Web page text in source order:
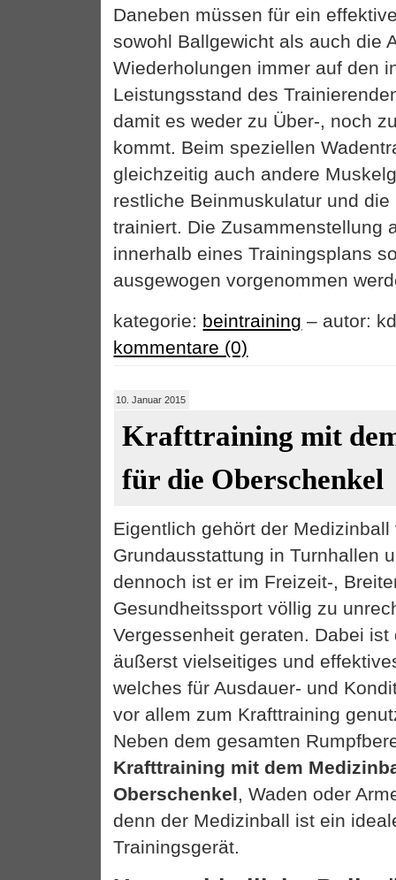
Daneben müssen für ein
sowohl Ballgewicht als auch die
Wiederholungen immer auf den
Leistungsstand des
damit es weder zu Über-, noch
kommt. Beim speziellen
gleichzeitig auch andere
restliche Beinmuskulatur und
trainiert. Die Zusammenstellung
innerhalb eines Trainingsplans
ausgewogen vorgenommen
kategorie: beintraining – autor:
kommentare (0)
10. Januar 2015
Krafttraining mit
für die Oberschenkel
Eigentlich gehört der
Grundausstattung in Turnhallen
dennoch ist er im Freizeit-,
Gesundheitssport völlig zu
Vergessenheit geraten. Dabei
äußerst vielseitiges und
welches für Ausdauer- und
vor allem zum Krafttraining
Neben dem gesamten
Krafttraining mit dem
Oberschenkel , Waden oder
denn der Medizinball ist ein
Trainingsgerät.